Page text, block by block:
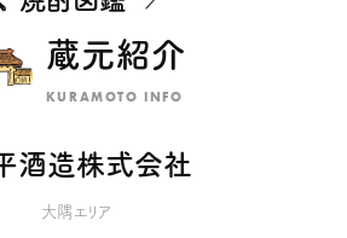
蔵元紹介
KURAMOTO INFO
酒造株式会社
大隅エリア